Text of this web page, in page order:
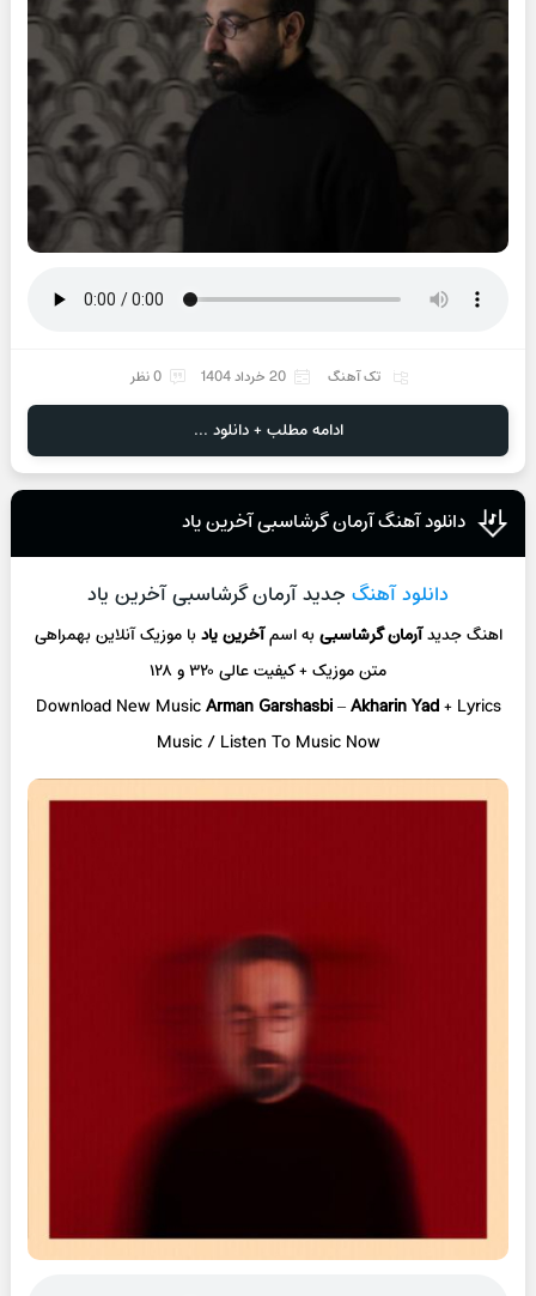
تک آهنگ 20 خرداد 1404 0 نظر
ادامه مطلب + دانلود ...
دانلود آهنگ آرمان گرشاسبی آخرین یاد
دانلود آهنگ جدید آرمان گرشاسبی آخرین یاد
اهنگ جدیدآرمان گرشاسبیبه اسمآخرین یادبا موزیک آنلاینبهمراهی
متن موزیک + کیفیت عالی ۳۲۰ و ۱۲۸
Download New MusicArman Garshasbi–Akharin Yad+ Lyrics
Music / Listen To Music Now